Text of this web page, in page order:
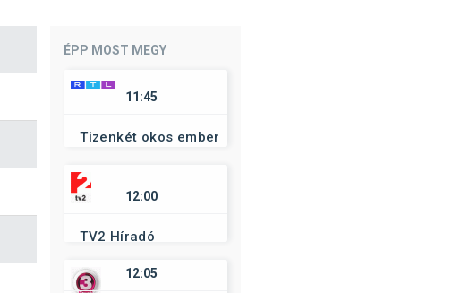
ÉPP MOST MEGY
11:45
Tizenkét okos ember
12:00
TV2 Híradó
12:05